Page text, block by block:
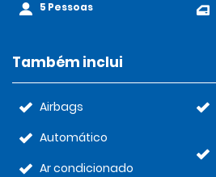
5 Pessoas
Também inclui
Airbags
Automático
Ar condicionado